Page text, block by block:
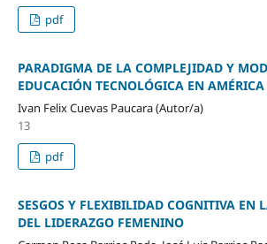
pdf
PARADIGMA DE LA COMPLEJIDAD Y
EDUCACIÓN TECNOLÓGICA EN
Ivan Felix Cuevas Paucara (Autor/a)
13
pdf
SESGOS Y FLEXIBILIDAD COGNITIVA EN
DEL LIDERAZGO FEMENINO